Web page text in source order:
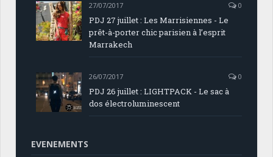
27/07/2017 0
PDJ 27 juillet : Les Marrisiennes - Le
prêt-à-porter chic parisien à l’esprit
Marrakech
26/07/2017 0
PDJ 26 juillet : LIGHTPACK - Le sac à
dos électroluminescent
EVENEMENTS